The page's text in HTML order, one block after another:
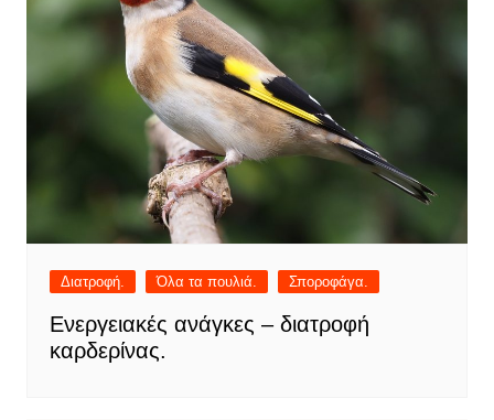
Διατροφή. Όλα τα πουλιά. Σποροφάγα.
Ενεργειακές ανάγκες – διατροφή
καρδερίνας.